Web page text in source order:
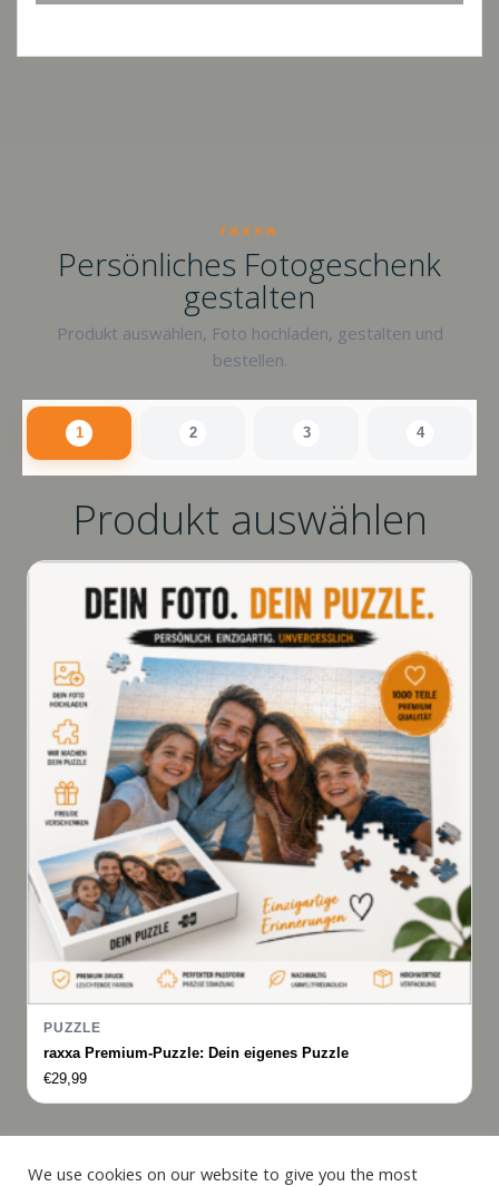
raxxa
Persönliches Fotogeschenk
gestalten
Produkt auswählen, Foto hochladen, gestalten und
bestellen.
1 2 3 4
Produkt auswählen
PUZZLE
raxxa Premium-Puzzle: Dein eigenes Puzzle
€29,99
We use cookies on our website to give you the most
Italiano